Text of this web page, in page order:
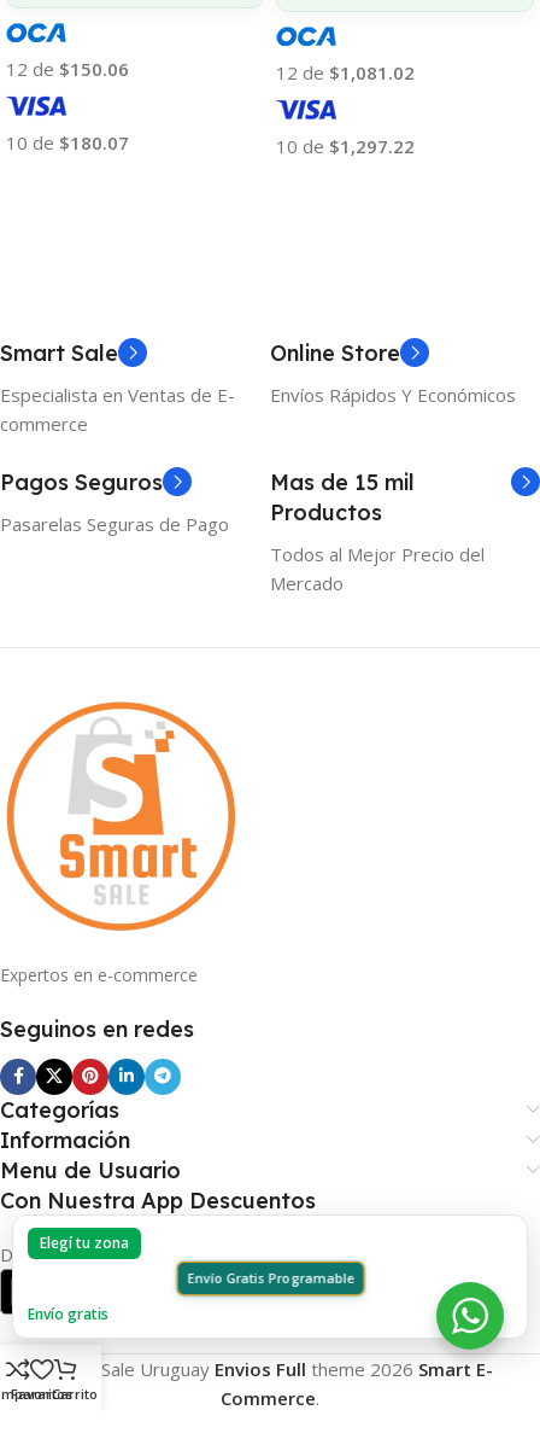
Elegí tu zona
Envío Gratis Programable
Envío gratis
12 de $150.06
10 de $180.07
12 de $1,081.02
10 de $1,297.22
Smart Sale
Especialista en Ventas de E-
commerce
Online Store
Envíos Rápidos Y Económicos
Pagos Seguros
Pasarelas Seguras de Pago
Mas de 15 mil
Productos
Todos al Mejor Precio del
Mercado
Expertos en e-commerce
Seguinos en redes
Categorías
Información
Menu de Usuario
Con Nuestra App Descuentos
Disponible en Android y IOS.
Smart Sale Uruguay Envios Full theme 2026 Smart E-
Commerce.
FavoritosCarrito